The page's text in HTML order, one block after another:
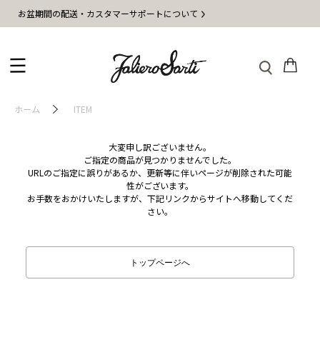
お盆期間の配送・カスタマーサポートについて
ホーム ITEM
大変申し訳ございません。
ご指定の商品が見つかりませんでした。
URLのご指定に誤りがあるか、更新等に伴いページが削除された可能
性がございます。
お手数をおかけいたしますが、下記リンクからサイトへ移動してくだ
さい。
トップページへ